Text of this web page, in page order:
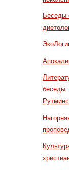
Беседы
беседы.